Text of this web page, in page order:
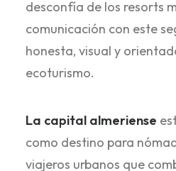
desconfía de los resorts
comunicación con este
honesta, visual y
ecoturismo.
La capital almeriense
como destino para
viajeros urbanos que